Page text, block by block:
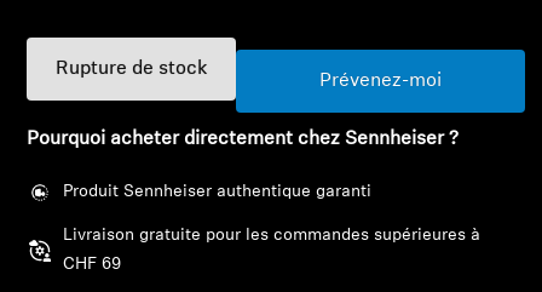
Barres de son et Subs AMBEO
Découvrez AMBEO
Pièces et accessoires AMBEO
Rupture de stock
Prévenez-moi
Pourquoi acheter directement chez Sennheiser ?
Produit Sennheiser authentique garanti
Livraison gratuite pour les commandes supérieures à
CHF 69